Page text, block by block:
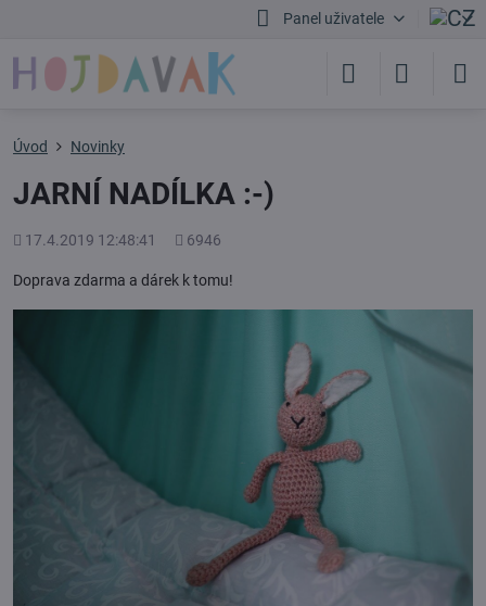
Panel uživatele
Úvod Novinky
JARNÍ NADÍLKA :-)
Přidáno
17.4.2019 12:48:41
Počet
6946
Doprava zdarma a dárek k tomu!